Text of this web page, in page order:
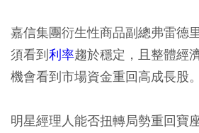
嘉信集團衍生性商品副總弗雷德
須看到利率趨於穩定，且整體經
機會看到市場資金重回高成長股。
明星經理人能否扭轉局勢重回寶